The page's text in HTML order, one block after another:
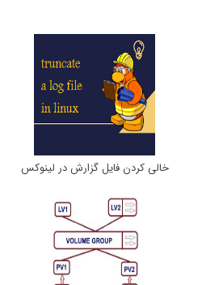
خالی کردن فایل گزارش در لینوکس